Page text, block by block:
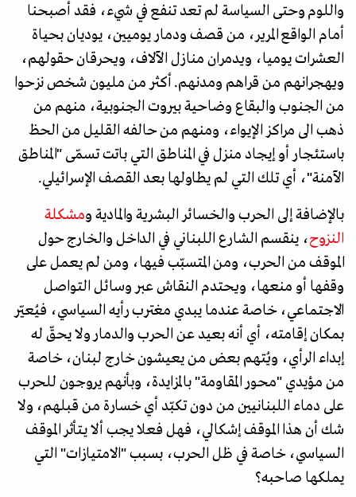
واللوم وحتى السياسة لم تعد تنفع في شيء، فقد أصبحنا
أمام الواقع المرير، من قصف ودمار يوميين، يوديان بحياة
العشرات يوميا، ويدمران منازل الآلاف، ويحرقان حقولهم،
ويهجرانهم من قراهم ومدنهم. أكثر من مليون شخص نزحوا
من الجنوب والبقاع وضاحية بيروت الجنوبية، منهم من
ذهب الى مراكز الإيواء، ومنهم من حالفه القليل من الحظ
باستئجار أو إيجاد منزل في المناطق التي باتت تسمّى "المناطق
الآمنة"، أي تلك التي لم يطاولها بعد القصف الإسرائيلي.
بالإضافة إلى الحرب والخسائر البشرية والمادية ومشكلة
النزوح، ينقسم الشارع اللبناني في الداخل والخارج حول
الموقف من الحرب، ومن المتسبّب فيها، ومن لم يعمل على
وقفها أو منعها، ويحتدم النقاش عبر وسائل التواصل
الاجتماعي، خاصة عندما يبدي مغترب رأيه السياسي، فيُعيّر
بمكان إقامته، أي أنه بعيد عن الحرب والدمار ولا يحقّ له
إبداء الرأي، ويُتهم بعض من يعيشون خارج لبنان، خاصة
من مؤيدي "محور المقاومة" بالمزايدة، وبأنهم يروجون للحرب
على دماء اللبنانيين من دون تكبّد أي خسارة من قبلهم، ولا
شك أن هذا الموقف إشكالي، فهل فعلا يجب ألا يـتأثر الموقف
السياسي، خاصة في ظل الحرب، بسبب "الامتيازات" التي
يملكها صاحبه؟